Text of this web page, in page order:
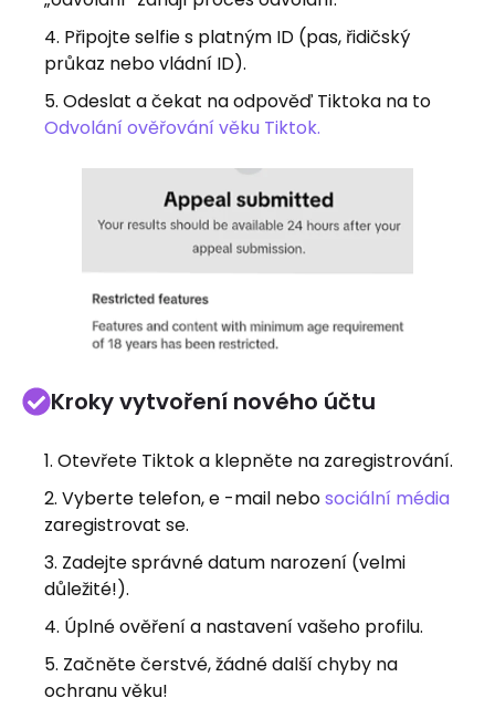
Připojte selfie s platným ID (pas, řidičský
průkaz nebo vládní ID).
Odeslat a čekat na odpověď Tiktoka na to
Odvolání ověřování věku Tiktok.
Kroky vytvoření nového účtu
Otevřete Tiktok a klepněte na zaregistrování.
Vyberte telefon, e -mail nebosociální média
zaregistrovat se.
Zadejte správné datum narození (velmi
důležité!).
Úplné ověření a nastavení vašeho profilu.
Začněte čerstvé, žádné další chyby na
ochranu věku!